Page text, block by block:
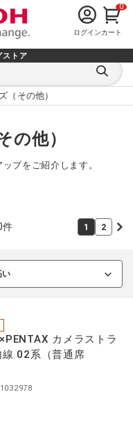
ログイン
0
カート
ストア
ー
検
る
（その他）
他）
プをご紹介します。
件 1 2
い
カメラストラ
02系（普通席